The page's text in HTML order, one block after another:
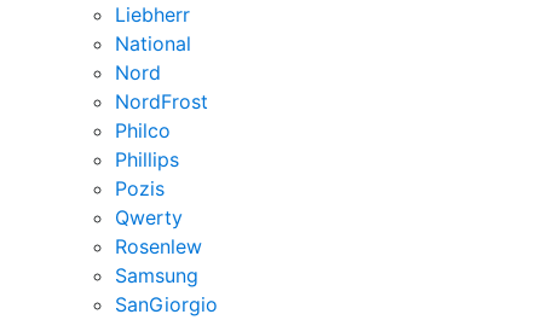
Liebherr
National
Nord
NordFrost
Philco
Phillips
Pozis
Qwerty
Rosenlew
Samsung
SanGiorgio